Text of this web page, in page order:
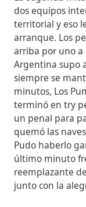
dos equipos
territorial y eso
arranque. Los
arriba por uno a
Argentina supo
siempre se
minutos, Los
terminó en try
un penal para
quemó las
Pudo haberlo
último minuto
reemplazante
junto con la